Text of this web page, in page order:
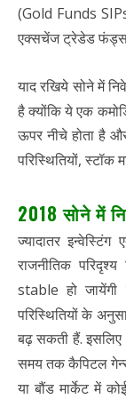
(Gold Funds
एक्सचेंज ट्रेडेड
याद रखिये सोने में
है क्योंकि ये एक
ऊपर नीचे होता है
परिस्थितियों, स्टॉक
2018 सोने में
ज्यादातर
राजनीतिक
stable हो
परिस्थितियों के
बढ़ सकती हैं.
समय तक कैपिटल
या बौंड मार्केट में